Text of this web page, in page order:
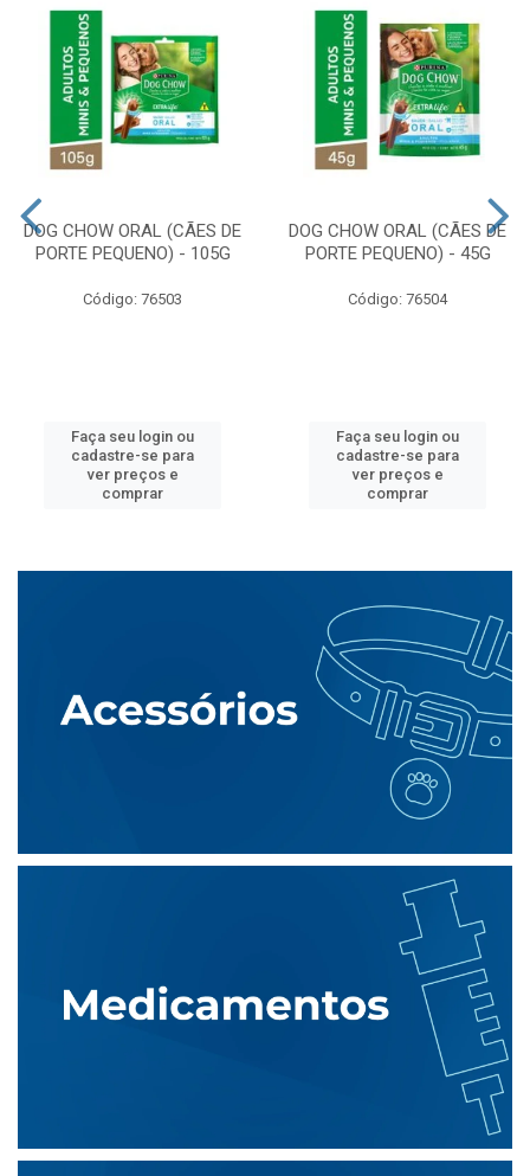
DOG CHOW ORAL (CÃES DE
PORTE PEQUENO) - 105G
Código: 76503
Faça seu login ou
cadastre-se para
ver preços e
comprar
DOG CHOW ORAL (CÃES DE
PORTE PEQUENO) - 45G
Código: 76504
Faça seu login ou
cadastre-se para
ver preços e
comprar